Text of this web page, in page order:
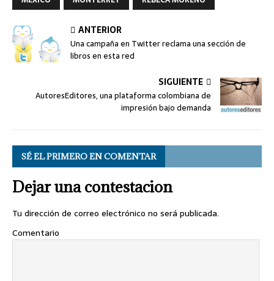
ANTERIOR
Una campaña en Twitter reclama una sección de
libros en esta red
SIGUIENTE
AutoresEditores, una plataforma colombiana de
impresión bajo demanda
SÉ EL PRIMERO EN COMENTAR
Dejar una contestacion
Tu dirección de correo electrónico no será publicada.
Comentario